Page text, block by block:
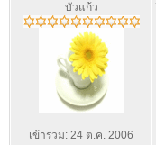
บัวแก้ว
เข้าร่วม: 24 ต.ค. 2006